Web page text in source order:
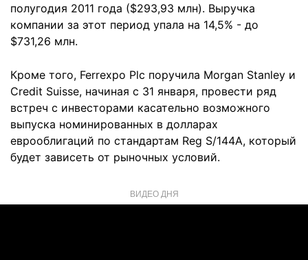
полугодия 2011 года ($293,93 млн). Выручка
компании за этот период упала на 14,5% - до
$731,26 млн.
Кроме того, Ferrexpo Plc поручила Morgan Stanley и
Credit Suisse, начиная с 31 января, провести ряд
встреч с инвесторами касательно возможного
выпуска номинированных в долларах
еврооблигаций по стандартам Reg S/144А, который
будет зависеть от рыночных условий.
ВИДЕО ДНЯ